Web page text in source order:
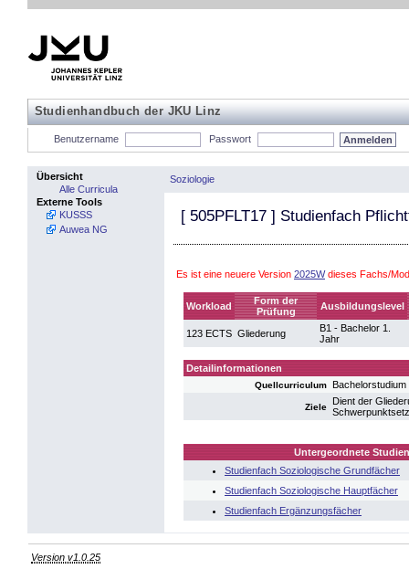
Studienhandbuch der JKU Linz
Benutzername Passwort
Übersicht
Alle Curricula
Externe Tools
KUSSS
Auwea NG
Soziologie
[ 505PFLT17 ] Studienfach
Es ist eine neuere Version 2025Wdieses Fachs/
Workload
Form der
Prüfung
Ausbildungslevel
123 ECTS Gliederung
B1 - Bachelor 1.
Jahr
Detailinformationen
Quellcurriculum Bachelorstudium
Ziele
Dient der
Untergeordnete
Studienfach Soziologische Grundfächer
Studienfach Soziologische Hauptfächer
Studienfach Ergänzungsfächer
Version v1.0.25